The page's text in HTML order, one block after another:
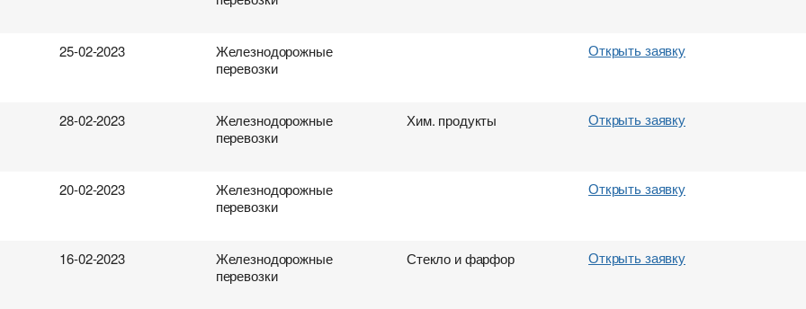
25-02-2023
Железнодорожные
перевозки
Открыть заявку
28-02-2023
Железнодорожные
перевозки
Хим. продукты Открыть заявку
20-02-2023
Железнодорожные
перевозки
Открыть заявку
16-02-2023
Железнодорожные
перевозки
Стекло и фарфор Открыть заявку